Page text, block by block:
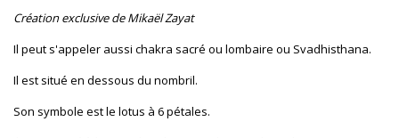
Création exclusive de Mikaël Zayat
Il peut s'appeler aussi chakra sacré ou lombaire ou Svadhisthana.
Il est situé en dessous du nombril.
Son symbole est le lotus à 6 pétales.